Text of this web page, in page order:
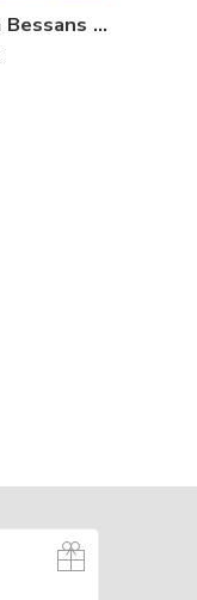
Le Charbonnel à Bessans – Savoie N°96